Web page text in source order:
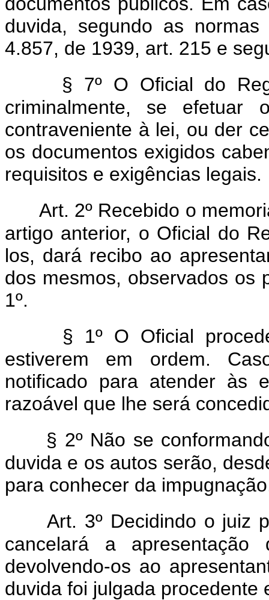
duvida, segundo as normas
4.857, de 1939, art. 215 e
§ 7º O Oficial do
criminalmente, se efetuar
contraveniente à lei, ou der
os documentos exigidos
requisitos e exigências legais.
Art. 2º Recebido o
artigo anterior, o Oficial do
los, dará recibo ao
dos mesmos, observados os
1º.
§ 1º O Oficial
estiverem em ordem.
notificado para atender às
razoável que lhe será
§ 2º Não se
duvida e os autos serão,
para conhecer da
Art. 3º Decidindo o juiz
cancelará a
devolvendo-os ao
duvida foi julgada procedente